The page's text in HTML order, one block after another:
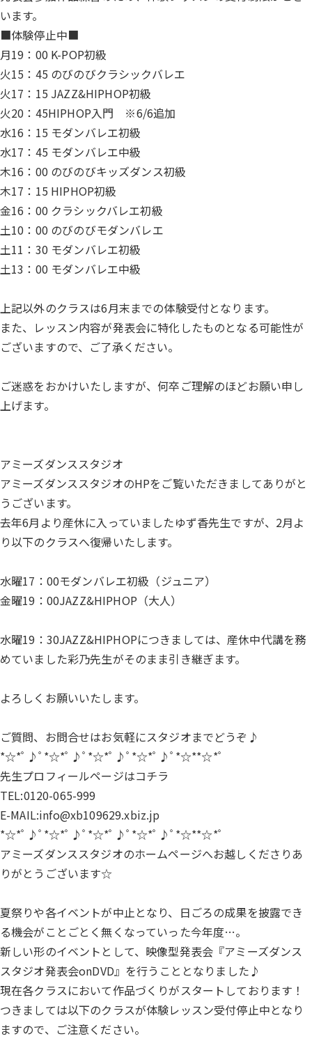
います。
■体験停止中■
月19：00 K-POP初級
火15：45 のびのびクラシックバレエ
火17：15 JAZZ&HIPHOP初級
火20：45HIPHOP入門 ※6/6追加
水16：15 モダンバレエ初級
水17：45 モダンバレエ中級
木16：00 のびのびキッズダンス初級
木17：15 HIPHOP初級
金16：00 クラシックバレエ初級
土10：00 のびのびモダンバレエ
土11：30 モダンバレエ初級
土13：00 モダンバレエ中級
上記以外のクラスは6月末までの体験受付となります。
また、レッスン内容が発表会に特化したものとなる可能性が
ございますので、ご了承ください。
ご迷惑をおかけいたしますが、何卒ご理解のほどお願い申し
上げます。
アミーズダンススタジオ
アミーズダンススタジオのHPをご覧いただきましてありがと
うございます。
去年6月より産休に入っていましたゆず香先生ですが、2月よ
り以下のクラスへ復帰いたします。
水曜17：00モダンバレエ初級（ジュニア）
金曜19：00JAZZ&HIPHOP（大人）
水曜19：30JAZZ&HIPHOPにつきましては、産休中代講を務
めていました彩乃先生がそのまま引き継ぎます。
よろしくお願いいたします。
ご質問、お問合せはお気軽にスタジオまでどうぞ♪
*☆*ﾟ♪ﾟ*☆*ﾟ♪ﾟ*☆*ﾟ♪ﾟ*☆*ﾟ♪ﾟ*☆**☆*ﾟ
先生プロフィールページはコチラ
TEL:0120-065-999
E-MAIL:info@xb109629.xbiz.jp
*☆*ﾟ♪ﾟ*☆*ﾟ♪ﾟ*☆*ﾟ♪ﾟ*☆*ﾟ♪ﾟ*☆**☆*ﾟ
アミーズダンススタジオのホームページへお越しくださりあ
りがとうございます☆
夏祭りや各イベントが中止となり、日ごろの成果を披露でき
る機会がことごとく無くなっていった今年度…。
新しい形のイベントとして、映像型発表会『アミーズダンス
スタジオ発表会onDVD』を行うこととなりました♪
現在各クラスにおいて作品づくりがスタートしております！
つきましては以下のクラスが体験レッスン受付停止中となり
ますので、ご注意ください。